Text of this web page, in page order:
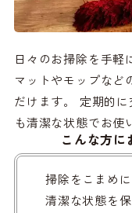
日々のお掃除を手軽
マットやモップなど
だけます。 定期的
も清潔な状態でお使
こんな方に
掃除をこまめ
清潔な状態を